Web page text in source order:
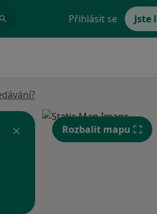
Přihlásit se Jste
Rozbalit mapu